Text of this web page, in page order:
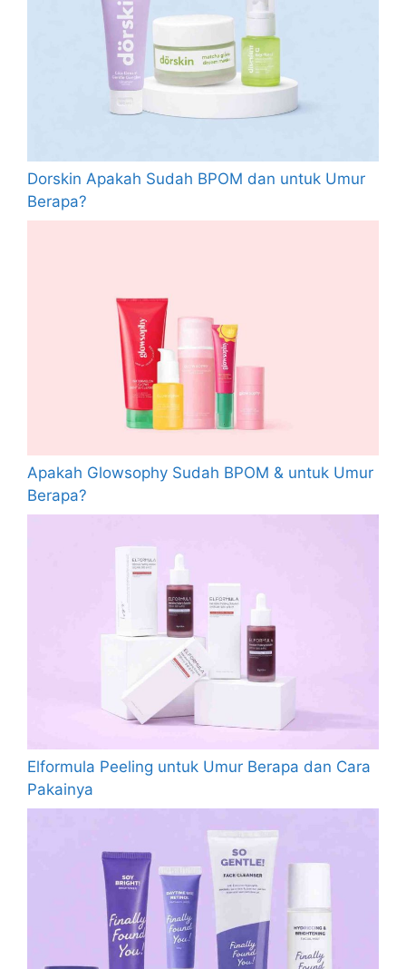
Dorskin Apakah Sudah BPOM dan untuk Umur
Berapa?
Apakah Glowsophy Sudah BPOM & untuk Umur
Berapa?
Elformula Peeling untuk Umur Berapa dan Cara
Pakainya